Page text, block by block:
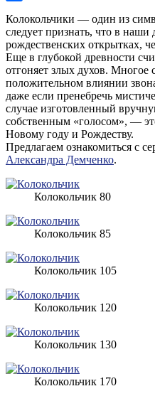
Колокольчики — один из
следует признать, что в
рождественских открытках,
Еще в глубокой древности
отгоняет злых духов. Многое
положительном влиянии
даже если пренебречь
случае изготовленный
собственным «голосом», —
Новому году и Рождеству.
Предлагаем ознакомиться с
Александра Демченко.
Колокольчик 80
Колокольчик 85
Колокольчик 105
Колокольчик 120
Колокольчик 130
Колокольчик 170